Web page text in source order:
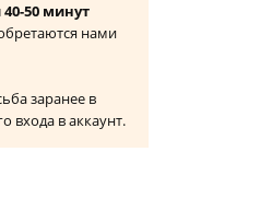
50 минут
нами
заранее в
входа в аккаунт.